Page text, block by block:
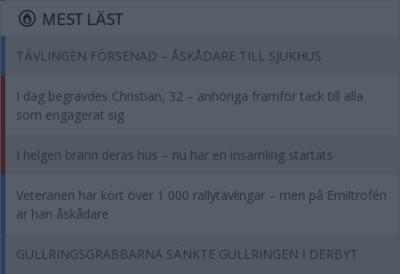
MEST LÄST
TÄVLINGEN FÖRSENAD – ÅSKÅDARE TILL SJUKHUS
I dag begravdes Christian, 32 – anhöriga framför tack till alla
som engagerat sig
I helgen brann deras hus – nu har en insamling startats
Veteranen har kört över 1 000 rallytävlingar – men på Emiltrofén
är han åskådare
GULLRINGSGRABBARNA SÄNKTE GULLRINGEN I DERBYT